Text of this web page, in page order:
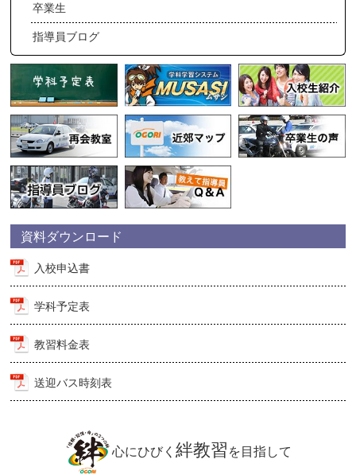
卒業生
指導員ブログ
資料ダウンロード
入校申込書
学科予定表
教習料金表
送迎バス時刻表
心にひびく 絆教習 を目指して